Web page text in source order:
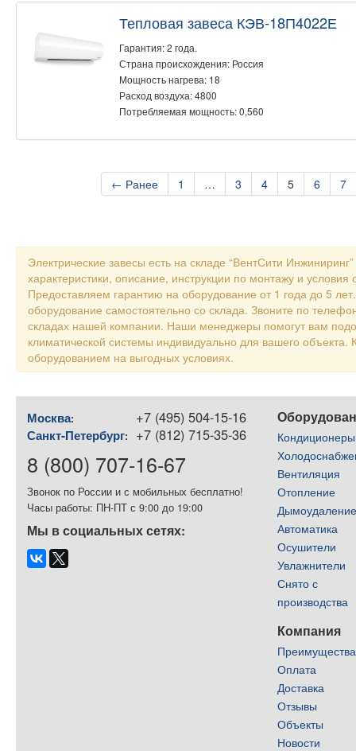
Тепловая завеса КЭВ-18П4022Е
Гарантия: 2 года.
Страна происхождения: Россия
Мощность нагрева: 18
Расход воздуха: 4800
Потребляемая мощность: 0,560
← Ранее 1 … 3 4 5 6 7
Электрические завесы есть на складе “ВентСити
характеристики, описание, инструкции по монтажу и
Предоставляем гарантию на оборудование от 1 года до 5
оборудование самостоятельно со склада. Звоните по
складах нашей компании. Наши менеджеры помогут вам
климатической системы индивидуально для вашего
оборудованием на выгодных условиях.
Москва: +7 (495) 504-15-16
Санкт-Петербург: +7 (812) 715-35-36
8 (800) 707-16-67
Звонок по России и с мобильных бесплатно!
Часы работы: ПН-ПТ с 9:00 до 19:00
Мы в социальных сетях:
Кондиционеры
Вентиляция
Отопление
Автоматика
Осушители
Увлажнители
Снято с
производства
Компания
Преимущества
Оплата
Доставка
Отзывы
Объекты
Новости